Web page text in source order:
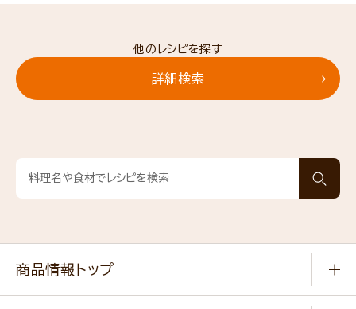
他のレシピを探す
詳細検索
商品情報トップ